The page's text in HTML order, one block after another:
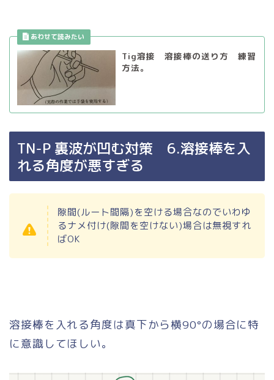
Tig溶接 溶接棒の送り方 練習
方法。
TN-P 裏波が凹む対策 6.溶接棒を入
れる角度が悪すぎる
隙間(ルート間隔)を空ける場合なのでいわゆ
るナメ付け(隙間を空けない)場合は無視すれ
ばOK
溶接棒を入れる角度は真下から横90°の場合に特
に意識してほしい。